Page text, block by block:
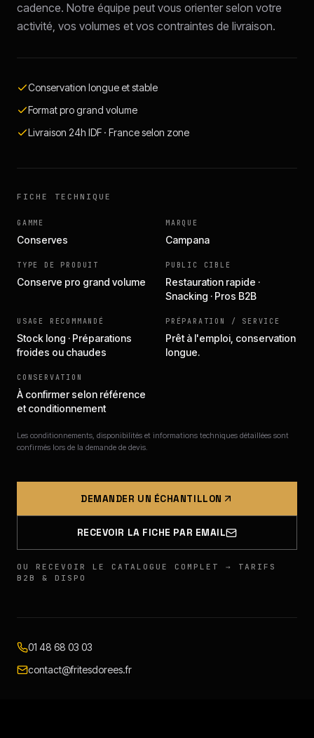
cadence. Notre équipe peut vous orienter selon votre
activité, vos volumes et vos contraintes de livraison.
Conservation longue et stable
Format pro grand volume
Livraison 24h IDF · France selon zone
FICHE TECHNIQUE
GAMME
Conserves
MARQUE
Campana
TYPE DE PRODUIT
Conserve pro grand volume
PUBLIC CIBLE
Restauration rapide ·
Snacking · Pros B2B
USAGE RECOMMANDÉ
Stock long · Préparations
froides ou chaudes
PRÉPARATION / SERVICE
Prêt à l'emploi, conservation
longue.
CONSERVATION
À confirmer selon référence
et conditionnement
Les conditionnements, disponibilités et informations techniques détaillées sont
confirmés lors de la demande de devis.
DEMANDER UN ÉCHANTILLON
RECEVOIR LA FICHE PAR EMAIL
OU RECEVOIR LE CATALOGUE COMPLET → TARIFS
B2B & DISPO
01 48 68 03 03
contact@fritesdorees.fr